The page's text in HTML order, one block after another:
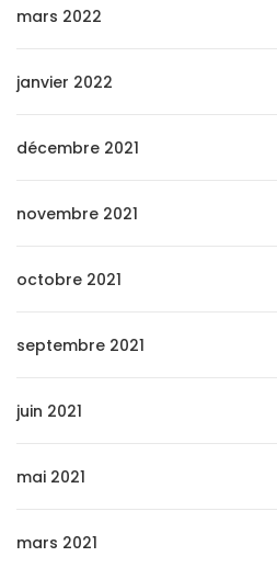
mars 2022
janvier 2022
décembre 2021
novembre 2021
octobre 2021
septembre 2021
juin 2021
mai 2021
mars 2021